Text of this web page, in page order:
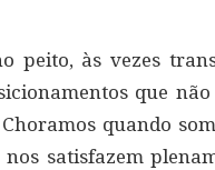
peito, às vezes
que
quando
satisfazem